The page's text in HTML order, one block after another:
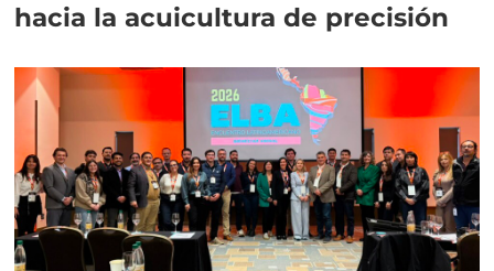
hacia la acuicultura de precisión